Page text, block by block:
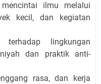
ilmu melalui
kecil, dan kegiatan
terhadap lingkungan
dan praktik anti-
rasa, dan kerja